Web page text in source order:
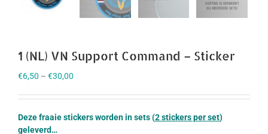
1 (NL) VN Support Command – Sticker
€6,50 – €30,00
Deze fraaie stickers worden in sets (2 stickers per set)
geleverd…